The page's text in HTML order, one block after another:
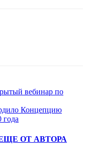
вебинар по
Концепцию
года
ОТ АВТОРА